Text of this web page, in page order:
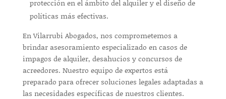
protección en el ámbito del alquiler y el diseño de
políticas más efectivas.
En Vilarrubi Abogados, nos comprometemos a
brindar asesoramiento especializado en casos de
impagos de alquiler, desahucios y concursos de
acreedores. Nuestro equipo de expertos está
preparado para ofrecer soluciones legales adaptadas a
las necesidades específicas de nuestros clientes.